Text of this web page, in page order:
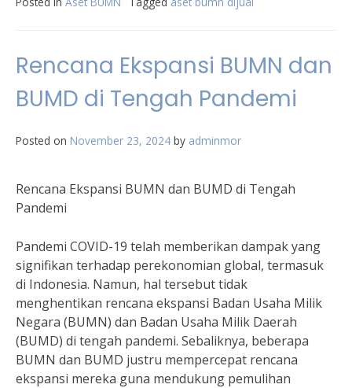
Rencana Ekspansi BUMN dan
BUMD di Tengah Pandemi
Posted on November 23, 2024 by adminmor
Rencana Ekspansi BUMN dan BUMD di Tengah
Pandemi
Pandemi COVID-19 telah memberikan dampak yang
signifikan terhadap perekonomian global, termasuk
di Indonesia. Namun, hal tersebut tidak
menghentikan rencana ekspansi Badan Usaha Milik
Negara (BUMN) dan Badan Usaha Milik Daerah
(BUMD) di tengah pandemi. Sebaliknya, beberapa
BUMN dan BUMD justru mempercepat rencana
ekspansi mereka guna mendukung pemulihan